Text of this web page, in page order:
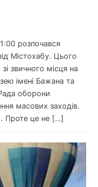
розпочався
Містохабу. Цього
звичного місця на
імені Бажана та
оборони
масових заходів.
Проте це не […]